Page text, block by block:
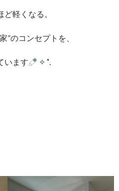
軽くなる。
”のコンセプトを、
います ✧ ˚.